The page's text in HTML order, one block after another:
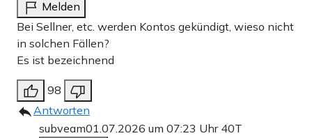
Melden
Bei Sellner, etc. werden Kontos gekündigt, wieso nicht
in solchen Fällen?
Es ist bezeichnend
98
Antworten
subveam01.07.2026 um 07:23 Uhr 40T